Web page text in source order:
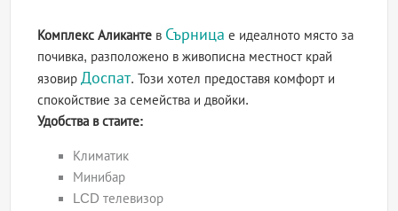
Комплекс Аликанте в Сърница е идеалното място за
почивка, разположено в живописна местност край
язовир Доспат. Този хотел предоставя комфорт и
спокойствие за семейства и двойки.
Удобства в стаите:
Климатик
Минибар
LCD телевизор